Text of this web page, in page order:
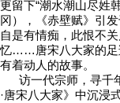
更留下“潮水潮山尽姓
冈），《赤壁赋》引
自是有情痴，此恨不
忆……唐宋八大家的足
有着动人的故事。
访一代宗师，寻千
·唐宋八大家》中沉浸